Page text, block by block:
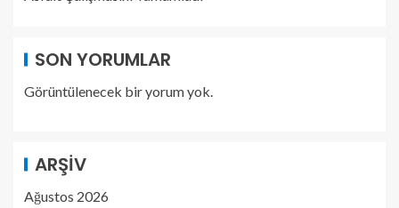
SON YORUMLAR
Görüntülenecek bir yorum yok.
ARŞIV
Ağustos 2026